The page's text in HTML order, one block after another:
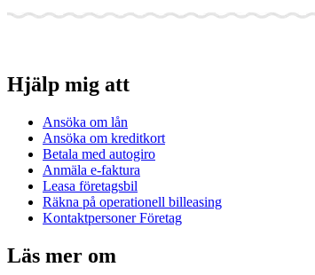
Hjälp mig att
Ansöka om lån
Ansöka om kreditkort
Betala med autogiro
Anmäla e-faktura
Leasa företagsbil
Räkna på operationell billeasing
Kontaktpersoner Företag
Läs mer om